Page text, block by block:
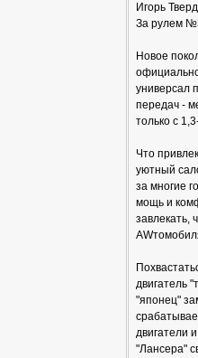
Игорь
За рулем
Новое
универсал
передач -
только с
Что
уютный
за многие
мощь и
завлекать,
двигатель
"японец"
двигатели
"Лансера"